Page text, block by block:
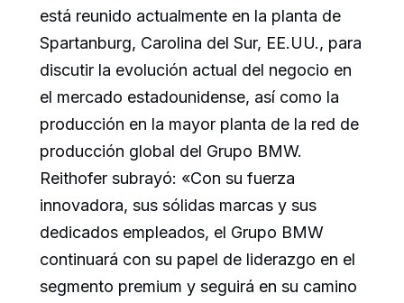
está reunido actualmente en la planta de
Spartanburg, Carolina del Sur, EE.UU., para
discutir la evolución actual del negocio en
el mercado estadounidense, así como la
producción en la mayor planta de la red de
producción global del Grupo BMW.
Reithofer subrayó: «Con su fuerza
innovadora, sus sólidas marcas y sus
dedicados empleados, el Grupo BMW
continuará con su papel de liderazgo en el
segmento premium y seguirá en su camino